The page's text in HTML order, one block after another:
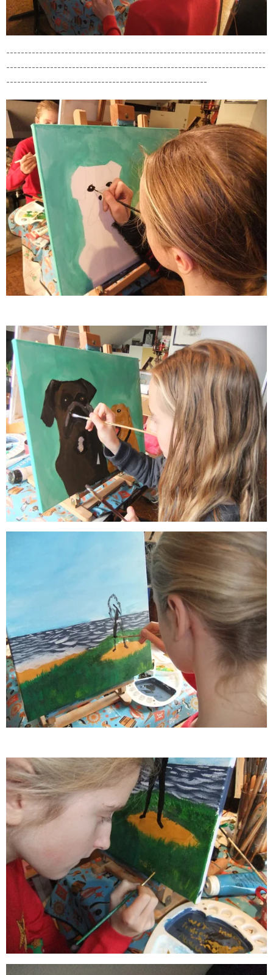
-----------------------------------------------------------------------
-----------------------------------------------------------------------
-------------------------------------------------------